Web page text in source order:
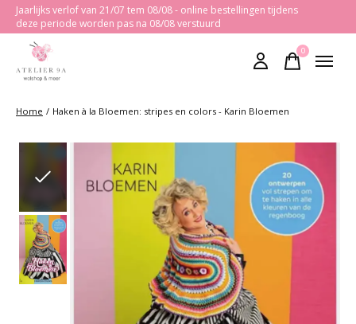
Jaarlijks verlof van 21/07 tem 08/08 - online bestellingen tijdens
deze periode worden pas na 08/08 verstuurd
0items
Home / Haken à la Bloemen: stripes en colors - Karin Bloemen